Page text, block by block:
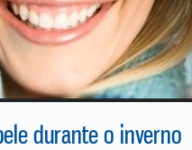
durante o inverno